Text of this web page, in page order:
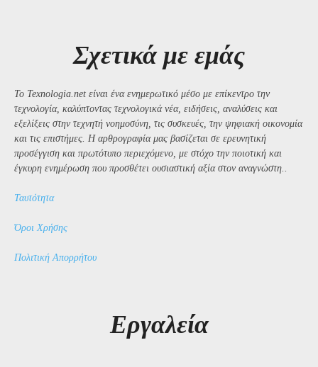
Σχετικά με εμάς
Το Texnologia.net είναι ένα ενημερωτικό μέσο με επίκεντρο την
τεχνολογία, καλύπτοντας τεχνολογικά νέα, ειδήσεις, αναλύσεις και
εξελίξεις στην τεχνητή νοημοσύνη, τις συσκευές, την ψηφιακή οικονομία
και τις επιστήμες. Η αρθρογραφία μας βασίζεται σε ερευνητική
προσέγγιση και πρωτότυπο περιεχόμενο, με στόχο την ποιοτική και
έγκυρη ενημέρωση που προσθέτει ουσιαστική αξία στον αναγνώστη..
Ταυτότητα
Όροι Χρήσης
Πολιτική Απορρήτου
Εργαλεία